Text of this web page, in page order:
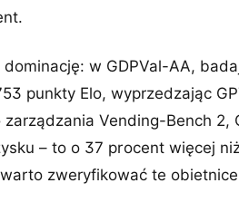
w GDPVal-AA,
punkty Elo, wyprzedzając
Vending-Bench 2,
– to o 37 procent więcej
zweryfikować te obietnice